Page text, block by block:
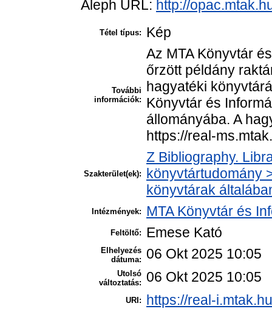
Aleph URL: http://
Tétel típus: Kép
További
információk:
Az MTA Könyvtár
őrzött példány
hagyatéki
Könyvtár és
állományába. A
https://real-
Szakterület(ek):
Z Bibliography.
könyvtártudomány
könyvtárak
Intézmények: MTA Könyvtár és
Feltöltő: Emese Kató
Elhelyezés
dátuma:
06 Okt 2025 10:05
Utolsó
változtatás:
06 Okt 2025 10:05
URI: https://real-